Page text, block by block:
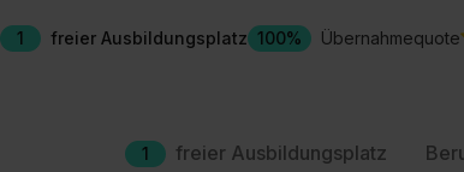
1 freier Ausbildungsplatz 100% Übernahmequote
1 freier Ausbildungsplatz